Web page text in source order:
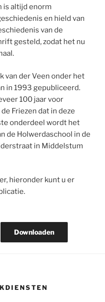
is altijd enorm
en hield van
van de
gesteld, zodat het nu
van der Veen onder het
in 1993 gepubliceerd.
100 jaar voor
Friezen dat in deze
onderdeel wordt het
de Holwerdaschool in de
in Middelstum
hieronder kunt u er
Downloaden